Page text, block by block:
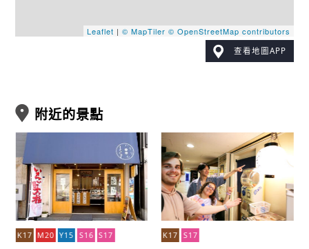
Leaflet | © MapTiler © OpenStreetMap contributors
查看地圖APP
附近的景點
K17 M20 Y15 S16 S17 K17 S17